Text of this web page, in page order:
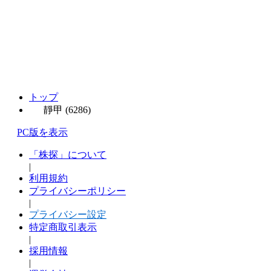
トップ
靜甲 (6286)
PC版を表示
「株探」について
|
利用規約
プライバシーポリシー
|
プライバシー設定
特定商取引表示
|
採用情報
|